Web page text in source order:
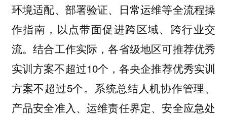
环境适配、部署验证、日常运维等全流程操
作指南，以点带面促进跨区域、跨行业交
流。结合工作实际，各省级地区可推荐优秀
实训方案不超过10个，各央企推荐优秀实训
方案不超过5个。系统总结人机协作管理、
产品安全准入、运维责任界定、安全应急处